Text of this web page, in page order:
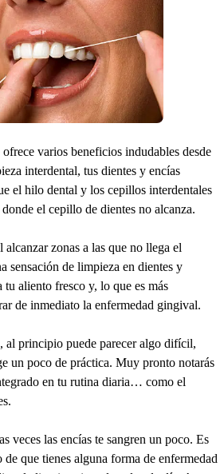
varios beneficios indudables desde
interdental, tus dientes y encías
el hilo dental y los cepillos interdentales
el cepillo de dientes no alcanza.
zonas a las que no llega el
sensación de limpieza en dientes y
tu aliento fresco y, lo que es más
de inmediato la enfermedad gingival.
al principio puede parecer algo difícil,
un poco de práctica. Muy pronto notarás
en tu rutina diaria… como el
veces las encías te sangren un poco. Es
que tienes alguna forma de enfermedad